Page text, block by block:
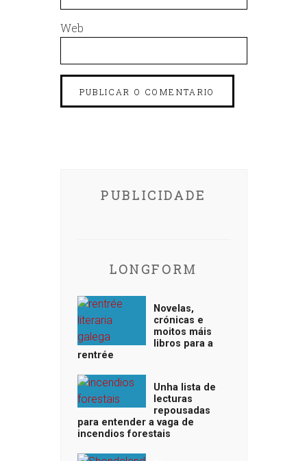
Web
PUBLICIDADE
LONGFORM
Novelas,
crónicas e
moitos máis
libros para a
rentrée
Unha lista de
lecturas
repousadas
para entender a vaga de
incendios forestais